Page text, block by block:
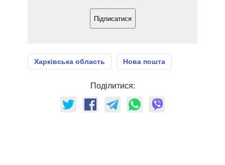
Підписатися
Харківська область Нова пошта
Поділитися: